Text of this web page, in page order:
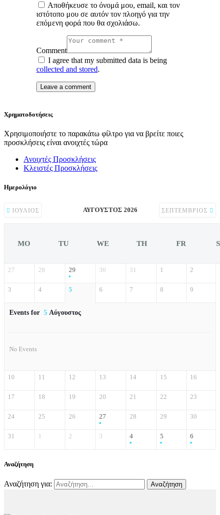
Αποθήκευσε το όνομά μου, email, και τον
ιστότοπο μου σε αυτόν τον πλοηγό για την
επόμενη φορά που θα σχολιάσω.
Comment
I agree that my submitted data is being
collected and stored.
Χρηματοδοτήσεις
Χρησιμοποιήστε το παρακάτω φίλτρο για να βρείτε ποιες
προσκλήσεις είναι ανοιχτές τώρα
Ανοιχτές Προσκλήσεις
Κλειστές Προσκλήσεις
Ημερολόγιο
ΙΟΎΛΙΟΣ ΑΎΓΟΥΣΤΟΣ 2026 ΣΕΠΤΈΜΒΡΙΟΣ
MO TU WE TH FR
27 28 29 30 31 1 2
3 4 5 6 7 8 9
Events for 5 Αύγουστος
No Events
10 11 12 13 14 15 16
17 18 19 20 21 22 23
24 25 26 27 28 29 30
31 1 2 3 4 5 6
Αναζήτηση
Αναζήτηση για: